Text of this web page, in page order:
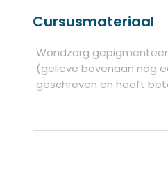
Cursusmateriaal
Wondzorg
(gelieve bovenaan nog
geschreven en heeft